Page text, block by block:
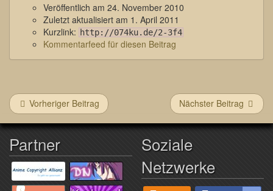
Veröffentlich am 24. November 2010
Zuletzt aktualisiert am 1. April 2011
Kurzlink: http://074ku.de/2-3f4
Kommentarfeed für diesen Beitrag
Vorheriger Beitrag Nächster Beitrag
Partner
Soziale
Netzwerke